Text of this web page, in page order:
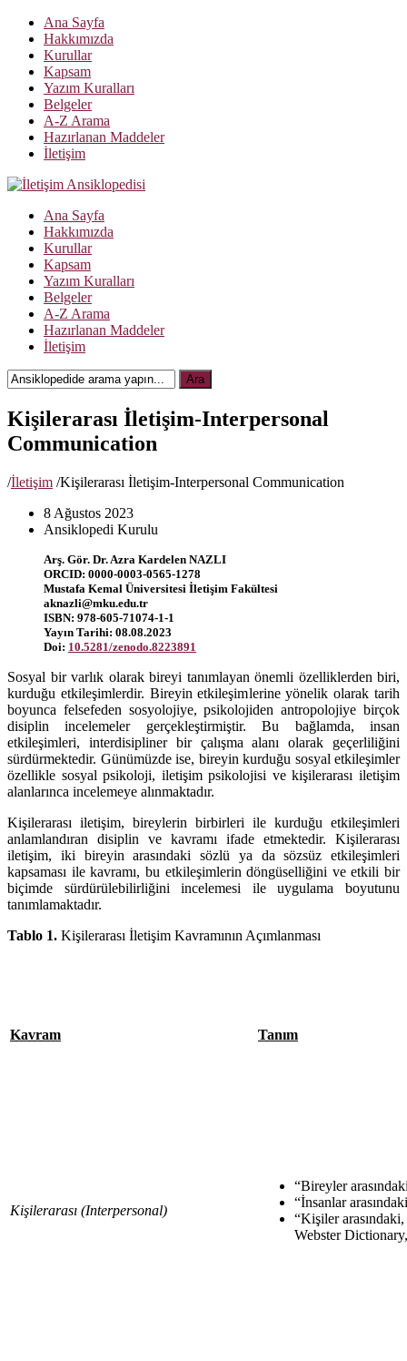
Ana Sayfa
Hakkımızda
Kurullar
Kapsam
Yazım Kuralları
Belgeler
A-Z Arama
Hazırlanan Maddeler
İletişim
Ana Sayfa
Hakkımızda
Kurullar
Kapsam
Yazım Kuralları
Belgeler
A-Z Arama
Hazırlanan Maddeler
İletişim
Ara
Kişilerarası İletişim-Interpersonal
Communication
/İletişim /Kişilerarası İletişim-Interpersonal Communication
8 Ağustos 2023
Ansiklopedi Kurulu
Arş. Gör. Dr. Azra Kardelen NAZLI
ORCID: 0000-0003-0565-1278
Mustafa Kemal Üniversitesi İletişim Fakültesi
aknazli@mku.edu.tr
ISBN: 978-605-71074-1-1
Yayın Tarihi: 08.08.2023
Doi: 10.5281/zenodo.8223891
Sosyal bir varlık olarak bireyi tanımlayan önemli özelliklerden biri,
kurduğu etkileşimlerdir. Bireyin etkileşimlerine yönelik olarak tarih
boyunca felsefeden sosyolojiye, psikolojiden antropolojiye birçok
disiplin incelemeler gerçekleştirmiştir. Bu bağlamda, insan
etkileşimleri, interdisipliner bir çalışma alanı olarak geçerliliğini
sürdürmektedir. Günümüzde ise, bireyin kurduğu sosyal etkileşimler
özellikle sosyal psikoloji, iletişim psikolojisi ve kişilerarası iletişim
alanlarınca incelemeye alınmaktadır.
Kişilerarası iletişim, bireylerin birbirleri ile kurduğu etkileşimleri
anlamlandıran disiplin ve kavramı ifade etmektedir. Kişilerarası
iletişim, iki bireyin arasındaki sözlü ya da sözsüz etkileşimleri
kapsaması ile kavramı, bu etkileşimlerin döngüselliğini ve etkili bir
biçimde sürdürülebilirliğini incelemesi ile uygulama boyutunu
tanımlamaktadır.
Tablo 1. Kişilerarası İletişim Kavramının Açımlanması
Kavram Tanım
Kişilerarası (Interpersonal)
“Bireyler
“İnsanlar
“Kişiler
Webster